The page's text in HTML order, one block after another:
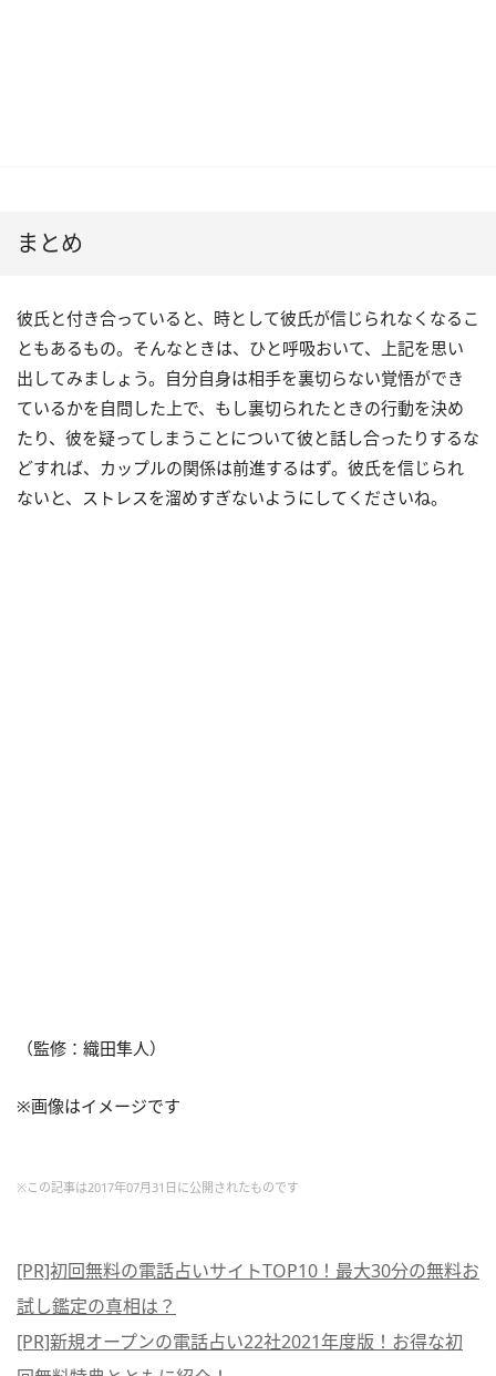
まとめ
彼氏と付き合っていると、時として彼氏が信じられなくなるこ
ともあるもの。そんなときは、ひと呼吸おいて、上記を思い
出してみましょう。自分自身は相手を裏切らない覚悟ができ
ているかを自問した上で、もし裏切られたときの行動を決め
たり、彼を疑ってしまうことについて彼と話し合ったりするな
どすれば、カップルの関係は前進するはず。彼氏を信じられ
ないと、ストレスを溜めすぎないようにしてくださいね。
（監修：織田隼人）
※画像はイメージです
※この記事は2017年07月31日に公開されたものです
[PR]初回無料の電話占いサイトTOP10！最大30分の無料お
試し鑑定の真相は？
[PR]新規オープンの電話占い22社2021年度版！お得な初